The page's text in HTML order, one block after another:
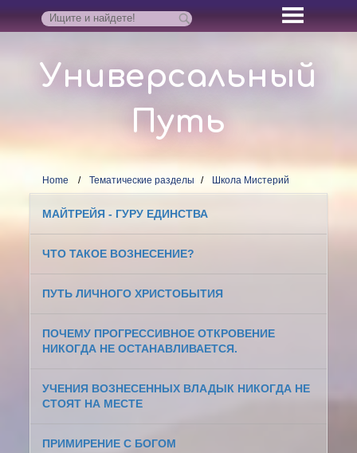
Универсальный
Путь
Home Тематические разделы Школа Мистерий
МАЙТРЕЙЯ - ГУРУ ЕДИНСТВА
ЧТО ТАКОЕ ВОЗНЕСЕНИЕ?
ПУТЬ ЛИЧНОГО ХРИСТОБЫТИЯ
ПОЧЕМУ ПРОГРЕССИВНОЕ ОТКРОВЕНИЕ
НИКОГДА НЕ ОСТАНАВЛИВАЕТСЯ.
УЧЕНИЯ ВОЗНЕСЕННЫХ ВЛАДЫК НИКОГДА НЕ
СТОЯТ НА МЕСТЕ
ПРИМИРЕНИЕ С БОГОМ